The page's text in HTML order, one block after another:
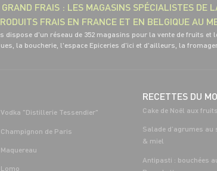
GRAND FRAIS : LES MAGASINS SPÉCIALISTES DE
FRAIS EN FRANCE ET EN BELGIQUE AU
dispose d'un réseau de 352 magasins pour la vente de fruits
la boucherie, l'espace Epiceries d'ici et d'ailleurs, la
Vodka "Distillerie Tessendier"
Champignon de Paris
Maquereau
Lomo
RECETTES DU
Cake de Noël aux
Salade d’agrumes au
& miel
Antipasti : bouchées